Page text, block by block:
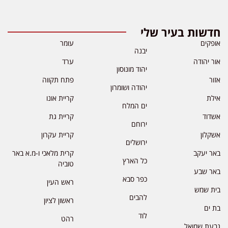
חדשות בעיר שלי
אופקים
אור יהודה
אזור
אילת
אשדוד
אשקלון
באר יעקב
באר שבע
בית שמש
בת ים
יבנה
יהוד מונוסון
יהודה ושומרון
ים המלח
ירוחם
ירושלים
כל הארץ
כפר סבא
להבים
לוד
עומר
ערד
פתח תקווה
קריית אונו
קריית גת
קריית עקרון
קרית מלאכי ו-מ.א באר
טוביה
ראש העין
ראשון לציון
רהט